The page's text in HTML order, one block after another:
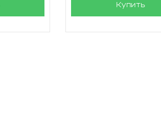
Купить